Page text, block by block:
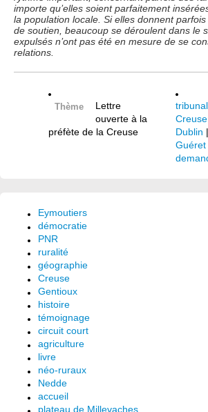
importe qu’elles soient parfaitement
la population locale. Si elles donnent
de soutien, beaucoup se déroulent dans le
expulsés n’ont pas été en mesure de se
relations.
Thème
Lettre
ouverte à la
préfète de la Creuse
tribunal
Creuse
Dublin |
Guéret
Eymoutiers
démocratie
PNR
ruralité
géographie
Creuse
Gentioux
histoire
témoignage
circuit court
agriculture
livre
néo-ruraux
Nedde
accueil
plateau de Millevaches